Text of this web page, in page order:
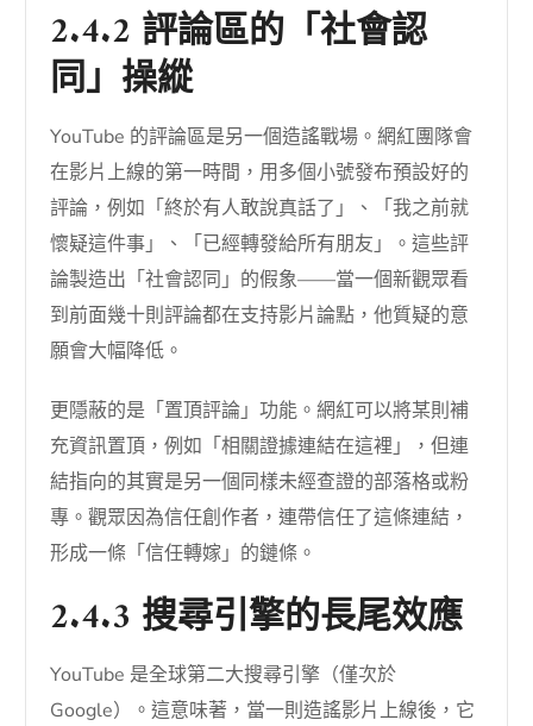
2.4.2 評論區的「社會認
同」操縱
YouTube 的評論區是另一個造謠戰場。網紅團隊會
在影片上線的第一時間，用多個小號發布預設好的
評論，例如「終於有人敢說真話了」、「我之前就
懷疑這件事」、「已經轉發給所有朋友」。這些評
論製造出「社會認同」的假象——當一個新觀眾看
到前面幾十則評論都在支持影片論點，他質疑的意
願會大幅降低。
更隱蔽的是「置頂評論」功能。網紅可以將某則補
充資訊置頂，例如「相關證據連結在這裡」，但連
結指向的其實是另一個同樣未經查證的部落格或粉
專。觀眾因為信任創作者，連帶信任了這條連結，
形成一條「信任轉嫁」的鏈條。
2.4.3 搜尋引擎的長尾效應
YouTube 是全球第二大搜尋引擎（僅次於
Google）。這意味著，當一則造謠影片上線後，它